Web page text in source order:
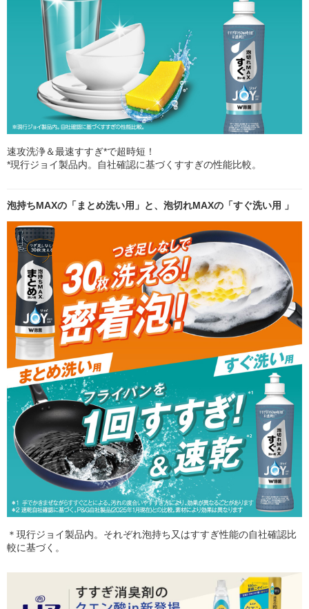
速攻洗浄＆最速すすぎ*で超時短！
*現行ジョイ製品内。自社確認に基づくすすぎの性能比較。
泡持ちMAXの「まとめ洗い用」と、泡切れMAXの「すぐ洗い用 」
＊現行ジョイ製品内。それぞれ泡持ち又はすすぎ性能の自社確認比
較に基づく。